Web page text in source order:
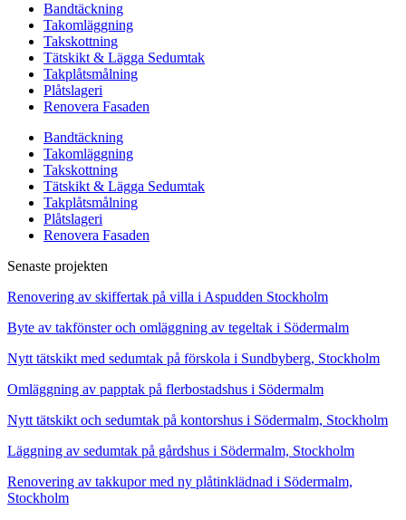
Bandtäckning
Takomläggning
Takskottning
Tätskikt & Lägga Sedumtak
Takplåtsmålning
Plåtslageri
Renovera Fasaden
Bandtäckning
Takomläggning
Takskottning
Tätskikt & Lägga Sedumtak
Takplåtsmålning
Plåtslageri
Renovera Fasaden
Senaste projekten
Renovering av skiffertak på villa i Aspudden Stockholm
Byte av takfönster och omläggning av tegeltak i Södermalm
Nytt tätskikt med sedumtak på förskola i Sundbyberg, Stockholm
Omläggning av papptak på flerbostadshus i Södermalm
Nytt tätskikt och sedumtak på kontorshus i Södermalm, Stockholm
Läggning av sedumtak på gårdshus i Södermalm, Stockholm
Renovering av takkupor med ny plåtinklädnad i Södermalm,
Stockholm